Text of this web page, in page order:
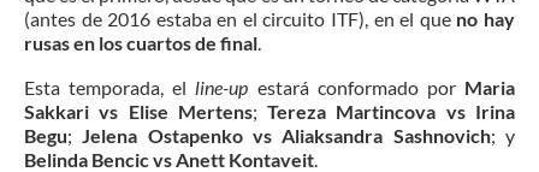
(antes de 2016 estaba en el circuito ITF), en el queno hay
rusas en los cuartos de final
Esta temporada, el line-up estará conformado por Maria
Sakkari vs Elise Mertens;Tereza Martincova vs Irina
Begu; Jelena Ostapenko vs Aliaksandra Sashnovich; y
Belinda Bencic vs Anett Kontaveit